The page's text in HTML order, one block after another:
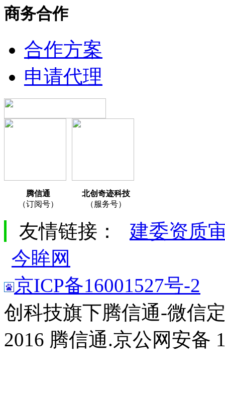
商务合作
合作方案
申请代理
腾信通
（订阅号）
北创奇迹科技
（服务号）
友情链接：
建委资质
今眸网
京ICP备16001527号-2
创科技旗下腾信通-微信
2016 腾信通.京公网安备